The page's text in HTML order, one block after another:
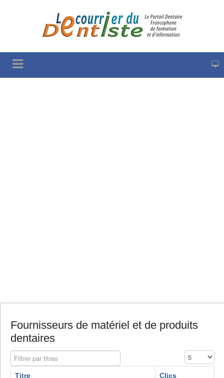
Fournisseurs de matériel et de produits
dentaires
Filtrer par titres Affichage #
Titre Clics